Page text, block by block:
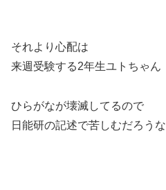
それより心配は
来週受験する2年生ユトちゃん
ひらがなが壊滅してるので
日能研の記述で苦しむだろうな